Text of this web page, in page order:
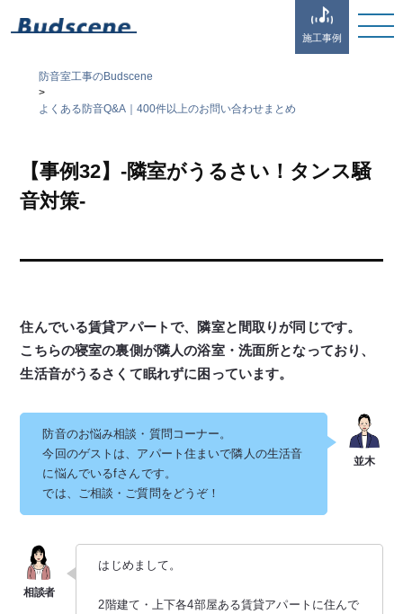
施工事例
防音室工事のBudscene
>
よくある防音Q&A｜400件以上のお問い合わせまとめ
【事例32】-隣室がうるさい！タンス騒
音対策-
住んでいる賃貸アパートで、隣室と間取りが同じです。
こちらの寝室の裏側が隣人の浴室・洗面所となっており、
生活音がうるさくて眠れずに困っています。
防音のお悩み相談・質問コーナー。
今回のゲストは、アパート住まいで隣人の生活音
に悩んでいるfさんです。
では、ご相談・ご質問をどうぞ！
はじめまして。
2階建て・上下各4部屋ある賃貸アパートに住んで